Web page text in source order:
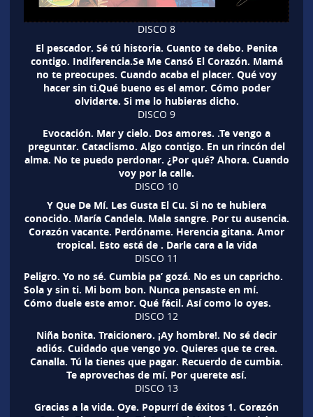
DISCO 8
El pescador. Sé tú historia. Cuanto te debo. Penita
contigo. Indiferencia.Se Me Cansó El Corazón. Mamá
no te preocupes. Cuando acaba el placer. Qué voy
hacer sin ti.Qué bueno es el amor. Cómo poder
olvidarte. Si me lo hubieras dicho.
DISCO 9
Evocación. Mar y cielo. Dos amores. .Te vengo a
preguntar. Cataclismo. Algo contigo. En un rincón del
alma. No te puedo perdonar. ¿Por qué? Ahora. Cuando
voy por la calle.
DISCO 10
Y Que De Mí. Les Gusta El Cu. Si no te hubiera
conocido. María Candela. Mala sangre. Por tu ausencia.
Corazón vacante. Perdóname. Herencia gitana. Amor
tropical. Esto está de . Darle cara a la vida
DISCO 11
Peligro. Yo no sé. Cumbia pa’ gozá. No es un capricho.
Sola y sin ti. Mi bom bon. Nunca pensaste en mí.
Cómo duele este amor. Qué fácil. Así como lo oyes.
DISCO 12
Niña bonita. Traicionero. ¡Ay hombre!. No sé decir
adiós. Cuidado que vengo yo. Quieres que te crea.
Canalla. Tú la tienes que pagar. Recuerdo de cumbia.
Te aprovechas de mí. Por querete así.
DISCO 13
Gracias a la vida. Oye. Popurrí de éxitos 1. Corazón